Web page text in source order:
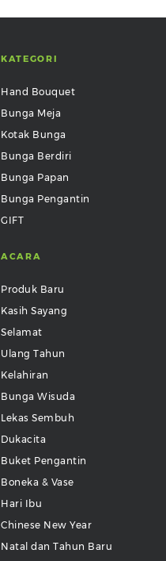
KATEGORI
Hand Bouquet
Bunga Meja
Kotak Bunga
Bunga Berdiri
Bunga Papan
Bunga Pengantin
GIFT
ACARA
Produk Baru
Kasih Sayang
Selamat
Ulang Tahun
Kelahiran
Bunga Wisuda
Lekas Sembuh
Dukacita
Buket Pengantin
Boneka & Vase
Hari Ibu
Chinese New Year
Natal dan Tahun Baru